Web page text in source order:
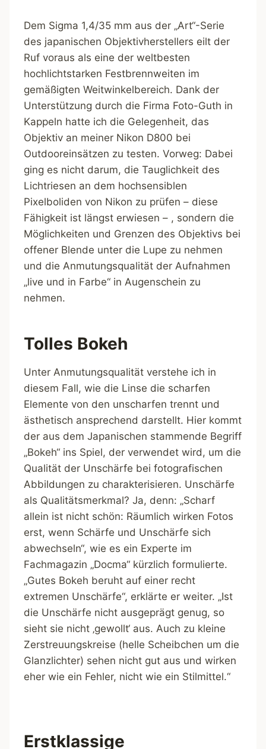
Dem Sigma 1,4/35 mm aus der „Art“-Serie
des japanischen Objektivherstellers eilt der
Ruf voraus als eine der weltbesten
hochlichtstarken Festbrennweiten im
gemäßigten Weitwinkelbereich. Dank der
Unterstützung durch die Firma Foto-Guth in
Kappeln hatte ich die Gelegenheit, das
Objektiv an meiner Nikon D800 bei
Outdooreinsätzen zu testen. Vorweg: Dabei
ging es nicht darum, die Tauglichkeit des
Lichtriesen an dem hochsensiblen
Pixelboliden von Nikon zu prüfen – diese
Fähigkeit ist längst erwiesen – , sondern die
Möglichkeiten und Grenzen des Objektivs bei
offener Blende unter die Lupe zu nehmen
und die Anmutungsqualität der Aufnahmen
„live und in Farbe“ in Augenschein zu
nehmen.
Tolles Bokeh
Unter Anmutungsqualität verstehe ich in
diesem Fall, wie die Linse die scharfen
Elemente von den unscharfen trennt und
ästhetisch ansprechend darstellt. Hier kommt
der aus dem Japanischen stammende Begriff
„Bokeh“ ins Spiel, der verwendet wird, um die
Qualität der Unschärfe bei fotografischen
Abbildungen zu charakterisieren. Unschärfe
als Qualitätsmerkmal? Ja, denn: „Scharf
allein ist nicht schön: Räumlich wirken Fotos
erst, wenn Schärfe und Unschärfe sich
abwechseln“, wie es ein Experte im
Fachmagazin „Docma“ kürzlich formulierte.
„Gutes Bokeh beruht auf einer recht
extremen Unschärfe“, erklärte er weiter. „Ist
die Unschärfe nicht ausgeprägt genug, so
sieht sie nicht ‚gewollt‘ aus. Auch zu kleine
Zerstreuungskreise (helle Scheibchen um die
Glanzlichter) sehen nicht gut aus und wirken
eher wie ein Fehler, nicht wie ein Stilmittel.“
Erstklassige